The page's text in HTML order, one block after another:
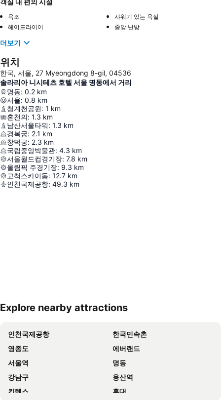
객실 내 편의 시설
욕조
샤워기 있는 욕실
헤어드라이어
중앙 난방
더보기
위치
한국, 서울, 27 Myeongdong 8-gil, 04536
솔라리아 니시테츠 호텔 서울 명동에서 거리
명동: 0.2 km
서울: 0.8 km
청계천공원: 1 km
혼천의: 1.3 km
남산서울타워: 1.3 km
경복궁: 2.1 km
창덕궁: 2.3 km
국립중앙박물관: 4.3 km
서울월드컵경기장: 7.8 km
올림픽 주경기장: 9.3 km
고척스카이돔: 12.7 km
인천국제공항: 49.3 km
Explore nearby attractions
인천국제공항
한국민속촌
영종도
에버랜드
서울역
명동
강남구
용산역
킨텍스
홍대